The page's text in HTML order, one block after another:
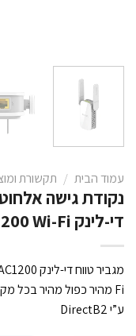
עמוד הבית / תקשורת
די-לינק D-Link | DAP-1610 | AC1200 Wi-Fi
ע”י DirectB2